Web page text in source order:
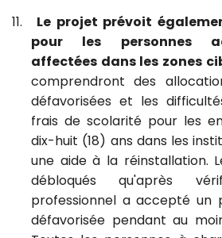
11.
Le projet prévoit
pour les personnes
affectées dans les zones
comprendront des
défavorisées et les
frais de scolarité pour les
dix-huit (18) ans dans les
une aide à la réinstallation.
débloqués qu'après
professionnel a accepté un
défavorisée pendant au